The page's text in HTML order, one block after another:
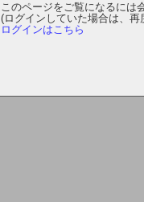
このページをご覧になるには
(ログインしていた場合は、
ログインはこちら